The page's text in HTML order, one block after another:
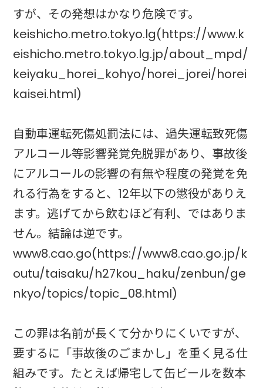
すが、その発想はかなり危険です。
keishicho.metro.tokyo.lg(https://www.k
eishicho.metro.tokyo.lg.jp/about_mpd/
keiyaku_horei_kohyo/horei_jorei/horei
kaisei.html)
自動車運転死傷処罰法には、過失運転致死傷
アルコール等影響発覚免脱罪があり、事故後
にアルコールの影響の有無や程度の発覚を免
れる行為をすると、12年以下の懲役がありえ
ます。逃げてから飲むほど有利、ではありま
せん。結論は逆です。
www8.cao.go(https://www8.cao.go.jp/k
outu/taisaku/h27kou_haku/zenbun/ge
nkyo/topics/topic_08.html)
この罪は名前が長くて分かりにくいですが、
要するに「事故後のごまかし」を重く見る仕
組みです。たとえば帰宅して缶ビールを数本